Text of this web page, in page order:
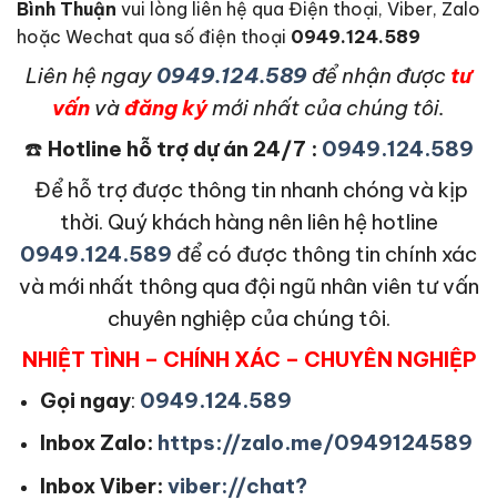
Bình Thuận vui lòng liên hệ qua Điện thoại, Viber, Zalo
hoặc Wechat qua số điện thoại 0949.124.589
Liên hệ ngay 0949.124.589 để nhận được tư
vấn vàđăng kýmới nhất của chúng tôi.
☎️ Hotline hỗ trợ dự án 24/7 : 0949.124.589
Để hỗ trợ được thông tin nhanh chóng và kịp
thời. Quý khách hàng nên liên hệ hotline
0949.124.589 để có được thông tin chính xác
và mới nhất thông qua đội ngũ nhân viên tư vấn
chuyên nghiệp của chúng tôi.
NHIỆT TÌNH – CHÍNH XÁC – CHUYÊN NGHIỆP
Gọi ngay: 0949.124.589
Inbox Zalo: https://zalo.me/0949124589
Inbox Viber: viber://chat?